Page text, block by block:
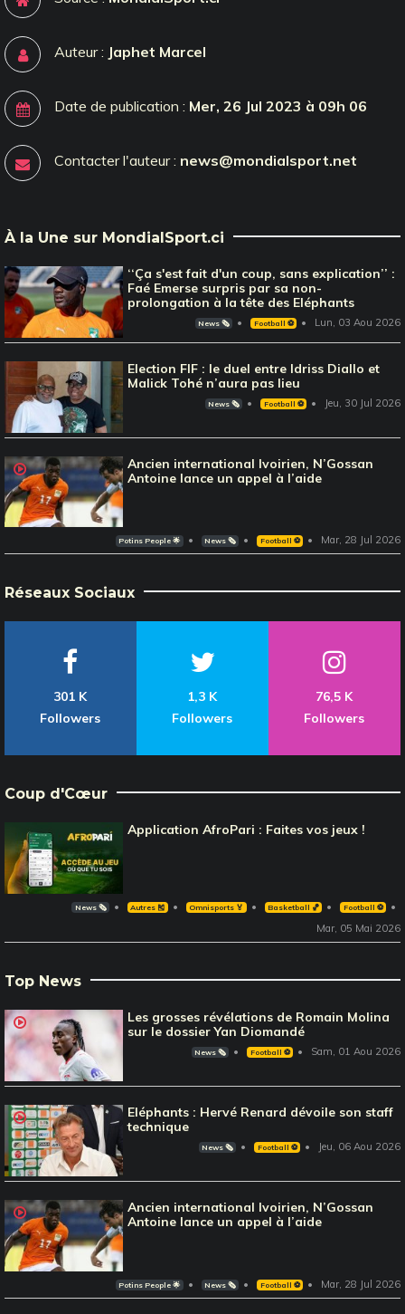
Auteur : Japhet Marcel
Date de publication : Mer, 26 Jul 2023 à 09h 06
Contacter l'auteur : news@mondialsport.net
À la Une sur MondialSport.ci
‘‘Ça s'est fait d'un coup, sans explication’’ :
Faé Emerse surpris par sa non-
prolongation à la tête des Eléphants
News 🗞️ Football ⚽️ Lun, 03 Aou 2026
Election FIF : le duel entre Idriss Diallo et
Malick Tohé n’aura pas lieu
News 🗞️ Football ⚽️ Jeu, 30 Jul 2026
Ancien international Ivoirien, N’Gossan
Antoine lance un appel à l’aide
Potins People 🌟 News 🗞️ Football ⚽️ Mar, 28 Jul 2026
Réseaux Sociaux
301 K
Followers
1,3 K
Followers
76,5 K
Followers
Coup d'Cœur
Application AfroPari : Faites vos jeux !
News 🗞️ Autres 🎽 Omnisports 🏅 Basketball 🏀 Football ⚽️
Mar, 05 Mai 2026
Top News
Les grosses révélations de Romain Molina
sur le dossier Yan Diomandé
News 🗞️ Football ⚽️ Sam, 01 Aou 2026
Eléphants : Hervé Renard dévoile son staff
technique
News 🗞️ Football ⚽️ Jeu, 06 Aou 2026
Ancien international Ivoirien, N’Gossan
Antoine lance un appel à l’aide
Potins People 🌟 News 🗞️ Football ⚽️ Mar, 28 Jul 2026